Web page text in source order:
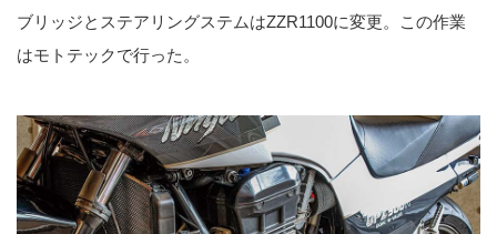
ブリッジとステアリングステムはZZR1100に変更。この作業
はモトテックで行った。